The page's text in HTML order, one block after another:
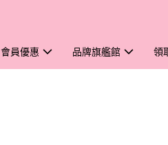
會員優惠 品牌旗艦館 領